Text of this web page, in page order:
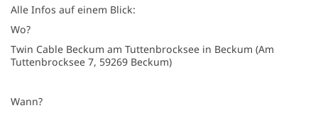
Alle Infos auf einem Blick:
Wo?
Twin Cable Beckum am Tuttenbrocksee in Beckum (Am
Tuttenbrocksee 7, 59269 Beckum)
Wann?